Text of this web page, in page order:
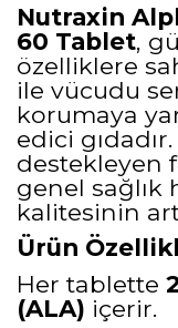
Nutraxin
60 Tablet,
özelliklere
ile vücudu
korumaya
edici
destekleyen
genel sağlık
kalitesinin
Ürün
Her tablette
(ALA) içerir.